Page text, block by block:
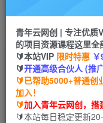
首页 创业课程 会员免
不拍视频不直播
本地生活必学课
青年云网创
2年前发布
青年云网创 | 专注优质
的项目资源课程这里全
🔰本站VIP 限时特惠
🔰开通高级合伙人 (推
🔰已帮助5000+普通创
加入！
🔰加入青年云网创，
🔰本站每日稳定更新